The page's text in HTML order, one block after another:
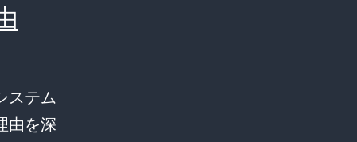
ステム
由を深